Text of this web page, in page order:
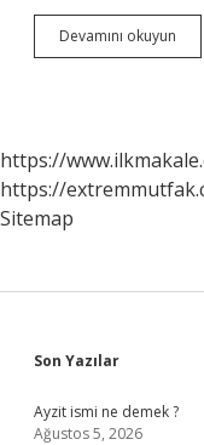
Devamını okuyun
Cildi
https://
https://
Sitemap
Sidebar
Son Yazılar
Ayzit ismi ne demek ?
Ağustos 5, 2026